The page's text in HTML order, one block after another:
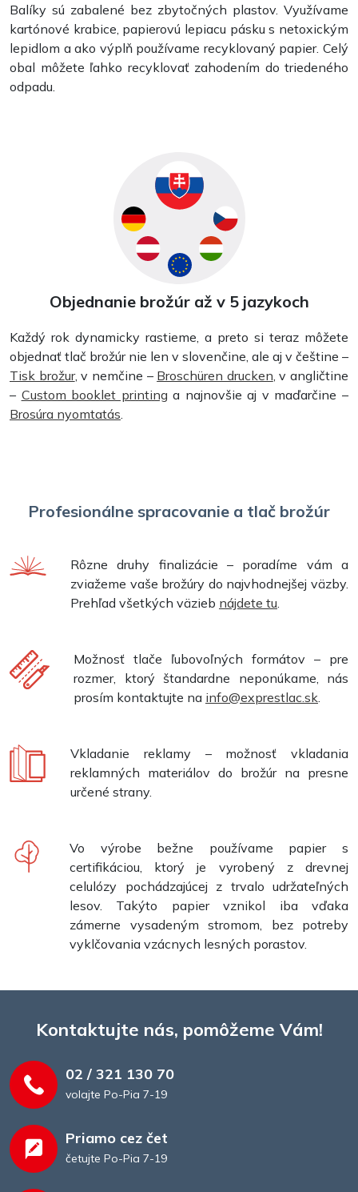
Balíky sú zabalené bez zbytočných plastov. Využívame
kartónové krabice, papierovú lepiacu pásku s netoxickým
lepidlom a ako výplň používame recyklovaný papier. Celý
obal môžete ľahko recyklovať zahodením do triedeného
odpadu.
Objednanie brožúr až v 5 jazykoch
Každý rok dynamicky rastieme, a preto si teraz môžete
objednať tlač brožúr nie len v slovenčine, ale aj v češtine –
Tisk brožur, v nemčine – Broschüren drucken , v angličtine
– Custom booklet printing a najnovšie aj v maďarčine –
Brosúra nyomtatás
Profesionálne spracovanie a tlač brožúr
Rôzne druhy finalizácie – poradíme vám a
zviažeme vaše brožúry do najvhodnejšej väzby.
Prehľad všetkých väzieb nájdete tu
Možnosť tlače ľubovoľných formátov – pre
rozmer, ktorý štandardne neponúkame, nás
prosím kontaktujte na info@exprestlac.sk
Vkladanie reklamy – možnosť vkladania
reklamných materiálov do brožúr na presne
určené strany.
Vo výrobe bežne používame papier s
certifikáciou, ktorý je vyrobený z drevnej
celulózy pochádzajúcej z trvalo udržateľných
lesov. Takýto papier vznikol iba vďaka
zámerne vysadeným stromom, bez potreby
vyklčovania vzácnych lesných porastov.
Kontaktujte nás, pomôžeme Vám!
02 / 321 130 70
volajte Po-Pia 7-19
Priamo cez čet
četujte Po-Pia 7-19